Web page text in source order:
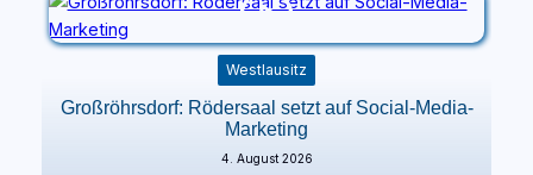
Westlausitz
Großröhrsdorf: Rödersaal setzt auf Social-Media-
Marketing
4. August 2026